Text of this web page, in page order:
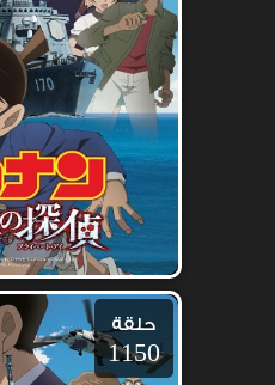
حلقة
1150